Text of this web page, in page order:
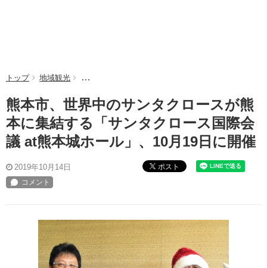
トップ 地域観光 熊本市、世界中のサンタクロースが熊本に集結する
熊本市、世界中のサンタクロースが熊
本に集結する「サンタクロース国際会
議 at熊本城ホール」、10月19日に開催
2019年10月14日 ポスト